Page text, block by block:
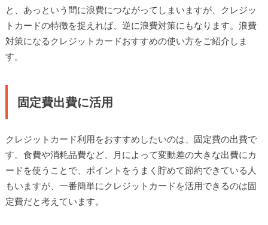
と、あっという間に浪費につながってしまいますが、クレジッ
トカードの特徴を捉えれば、逆に浪費対策にもなります。浪費
対策になるクレジットカードおすすめの使い方をご紹介しま
す。
固定費出費に活用
クレジットカード利用をおすすめしたいのは、固定費の出費で
す。食費や消耗品費など、月によって変動差の大きな出費にカ
ードを使うことで、ポイントをうまく貯めて節約できている人
もいますが、一番簡単にクレジットカードを活用できるのは固
定費だと考えています。